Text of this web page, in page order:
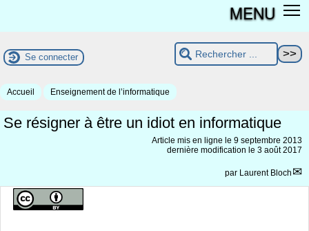
MENU
Se connecter
Accueil Enseignement de l’informatique
Se résigner à être un idiot en informatique
Article mis en ligne le 9 septembre 2013
dernière modification le 3 août 2017
par Laurent Bloch